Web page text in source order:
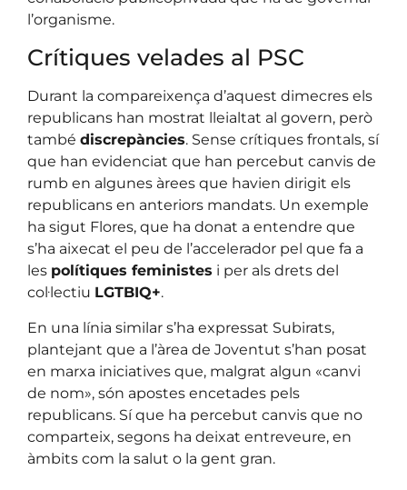
l’organisme.
Crítiques velades al PSC
Durant la compareixença d’aquest dimecres els
republicans han mostrat lleialtat al govern, però
també discrepàncies. Sense crítiques frontals, sí
que han evidenciat que han percebut canvis de
rumb en algunes àrees que havien dirigit els
republicans en anteriors mandats. Un exemple
ha sigut Flores, que ha donat a entendre que
s’ha aixecat el peu de l’accelerador pel que fa a
les polítiques feministes i per als drets del
col·lectiu LGTBIQ+.
En una línia similar s’ha expressat Subirats,
plantejant que a l’àrea de Joventut s’han posat
en marxa iniciatives que, malgrat algun «canvi
de nom», són apostes encetades pels
republicans. Sí que ha percebut canvis que no
comparteix, segons ha deixat entreveure, en
àmbits com la salut o la gent gran.